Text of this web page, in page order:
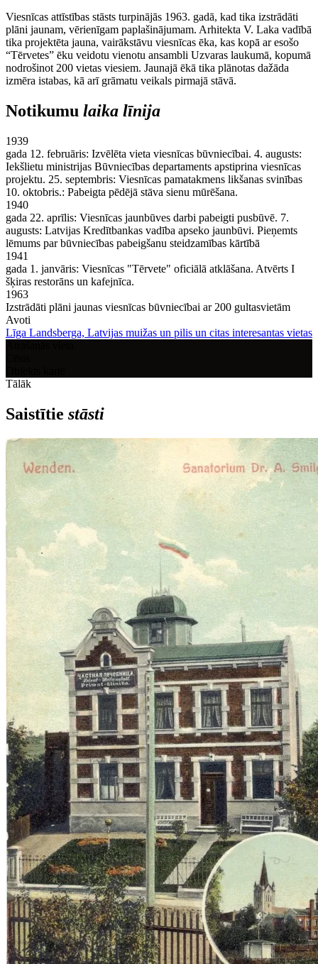
Viesnīcas attīstības stāsts turpinājās 1963. gadā, kad tika izstrādāti
plāni jaunam, vērienīgam paplašinājumam. Arhitekta V. Laka vadībā
tika projektēta jauna, vairākstāvu viesnīcas ēka, kas kopā ar esošo
“Tērvetes” ēku veidotu vienotu ansambli Uzvaras laukumā, kopumā
nodrošinot 200 vietas viesiem. Jaunajā ēkā tika plānotas dažāda
izmēra istabas, kā arī grāmatu veikals pirmajā stāvā.
Notikumu laika līnija
1939
gada 12. februāris: Izvēlēta vieta viesnīcas būvniecībai. 4. augusts:
Iekšlietu ministrijas Būvniecības departaments apstiprina viesnīcas
projektu. 25. septembris: Viesnīcas pamatakmens likšanas svinības
10. oktobris.: Pabeigta pēdējā stāva sienu mūrēšana.
1940
gada 22. aprīlis: Viesnīcas jaunbūves darbi pabeigti pusbūvē. 7.
augusts: Latvijas Kredītbankas vadība apseko jaunbūvi. Pieņemts
lēmums par būvniecības pabeigšanu steidzamības kārtībā
1941
gada 1. janvāris: Viesnīcas "Tērvete" oficiālā atklāšana. Atvērts I
šķiras restorāns un kafejnīca.
1963
Izstrādāti plāni jaunas viesnīcas būvniecībai ar 200 gultasvietām
Avoti
Līga Landsberga, Latvijas muižas un pilis un citas interesantas vietas
Tālāk
Saistītie stāsti